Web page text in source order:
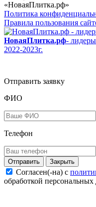
«НоваяПлитка.рф»
Политика
Правила пользования
НоваяПлитка.рф-
2022-2023г.
Отправить заявку
ФИО
Телефон
Закрыть
Согласен(-на) c
обработкой